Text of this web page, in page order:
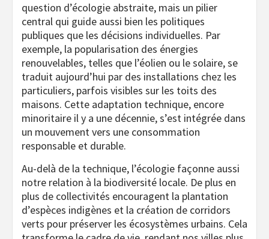
question d’écologie abstraite, mais un pilier
central qui guide aussi bien les politiques
publiques que les décisions individuelles. Par
exemple, la popularisation des énergies
renouvelables, telles que l’éolien ou le solaire, se
traduit aujourd’hui par des installations chez les
particuliers, parfois visibles sur les toits des
maisons. Cette adaptation technique, encore
minoritaire il y a une décennie, s’est intégrée dans
un mouvement vers une consommation
responsable et durable.
Au-delà de la technique, l’écologie façonne aussi
notre relation à la biodiversité locale. De plus en
plus de collectivités encouragent la plantation
d’espèces indigènes et la création de corridors
verts pour préserver les écosystèmes urbains. Cela